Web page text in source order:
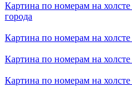
Картина по номерам на холсте
города
Картина по номерам на холсте
Картина по номерам на холсте
Картина по номерам на холсте